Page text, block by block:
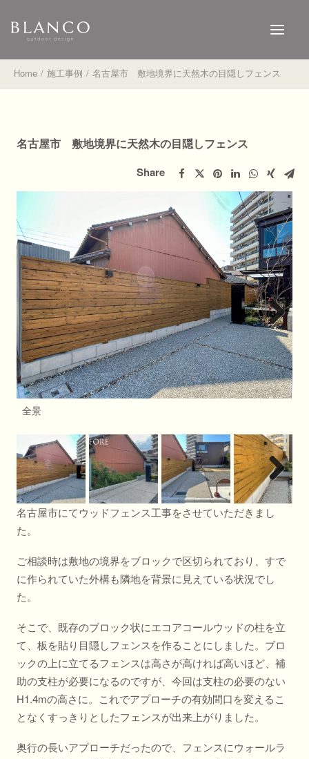
WORKS
SHOP
BLOG
FLOW
お問い合わせはこちら
Home 施工事例 名古屋市 敷地境界に天然木の目隠しフェンス
名古屋市 敷地境界に天然木の目隠しフェンス
Share
全景
名古屋市にてウッドフェンス工事をさせていただきまし
た。
ご相談時は敷地の境界をブロックで区切られており、すで
に作られていた外構も隣地を背景に見えている状況でし
た。
そこで、既存のブロック状にエコアコールウッドの柱を立
て、板を貼り目隠しフェンスを作ることにしました。ブロ
ックの上に立てるフェンスは高さが高ければ高いほど、補
助の支柱が必要になるのですが、今回は支柱の必要のない
H1.4mの高さに。これでアプローチの有効間口を変えるこ
となくすっきりとしたフェンスが出来上がりました。
奥行の長いアプローチだったので、フェンスにウォールラ